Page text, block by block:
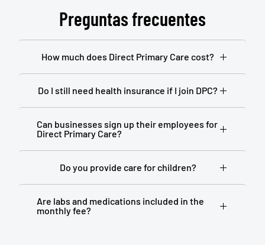
Preguntas frecuentes
How much does Direct Primary Care cost?
Do I still need health insurance if I join DPC?
Can businesses sign up their employees for
Direct Primary Care?
Do you provide care for children?
Are labs and medications included in the
monthly fee?